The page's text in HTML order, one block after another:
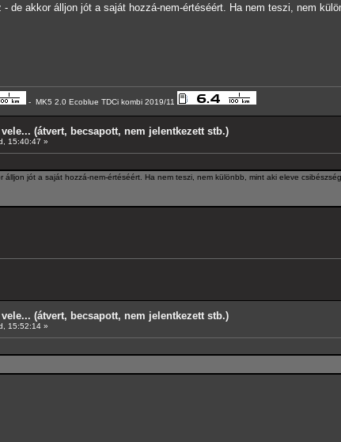
- de akkor álljon jót a saját hozzá-nem-értéséért. Ha nem teszi, nem
- MK5 2.0 Ecoblue TDCi kombi 2019/11
(átvert, becsapott, nem jelentkezett stb.)
15:40:47 »
jót a saját hozzá-nem-értéséért. Ha nem teszi, nem különbb, mint aki eleve
(átvert, becsapott, nem jelentkezett stb.)
15:52:14 »